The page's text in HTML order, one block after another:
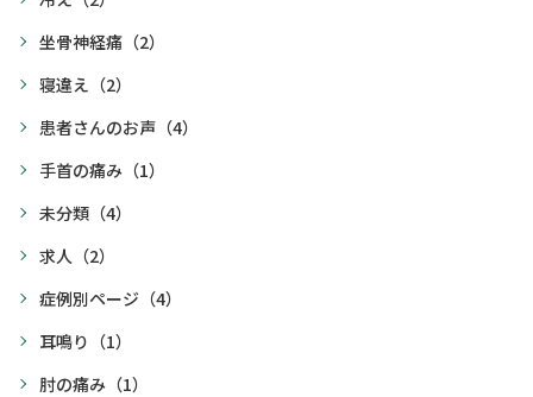
坐骨神経痛 （2）
寝違え （2）
患者さんのお声 （4）
手首の痛み （1）
未分類 （4）
求人 （2）
症例別ページ （4）
耳鳴り （1）
肘の痛み （1）